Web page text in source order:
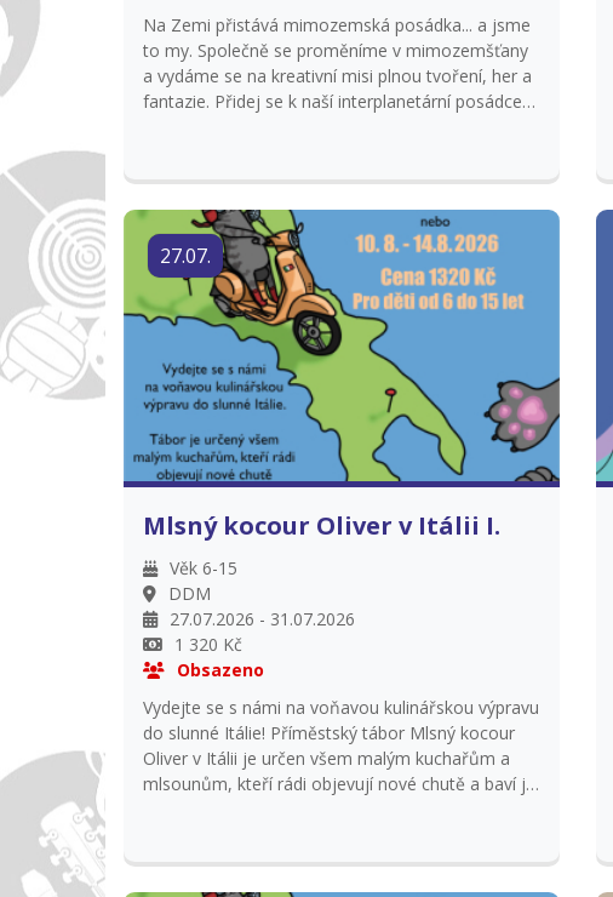
Na Zemi přistává mimozemská posádka... a jsme
to my. Společně se proměníme v mimozemšťany
a vydáme se na kreativní misi plnou tvoření, her a
fantazie. Přidej se k naší interplanetární posádce a
27.07.
Mlsný kocour Oliver v Itálii I.
Věk 6-15
DDM
27.07.2026 - 31.07.2026
1 320 Kč
Obsazeno
Vydejte se s námi na voňavou kulinářskou výpravu
do slunné Itálie! Příměstský tábor Mlsný kocour
Oliver v Itálii je určen všem malým kuchařům a
mlsounům, kteří rádi objevují nové chutě a baví je